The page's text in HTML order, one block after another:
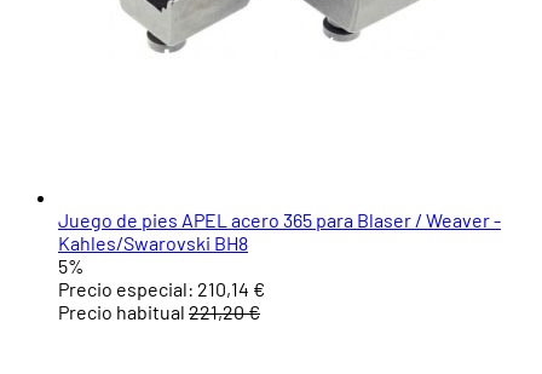
Juego de pies APEL acero 365 para Blaser / Weaver -
Kahles/Swarovski BH8
5%
Precio especial: 210,14 €
Precio habitual 221,20 €